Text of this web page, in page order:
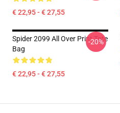
€ 22,95 - € 27,55
Spider 2099 All Over Print Tote
Bag
€ 22,95 - € 27,55
-20%